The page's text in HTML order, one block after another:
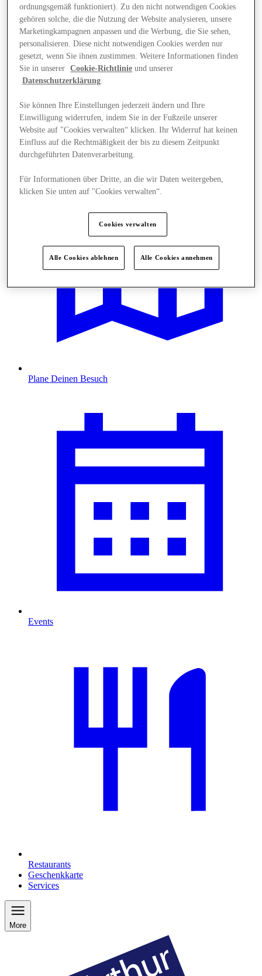
Angebote
Plane Deinen Besuch
Events
Restaurants
Geschenkkarte
Services
More
ordnungsgemäß funktioniert). Zu den nicht notwendigen Cookies
gehören solche, die die Nutzung der Website analysieren, unsere
Marketingkampagnen anpassen und die Werbung, die Sie sehen,
personalisieren. Diese nicht notwendigen Cookies werden nur
gesetzt, wenn Sie ihnen zustimmen. Weitere Informationen finden
Sie in unserer
Cookie-Richtlinie und unserer
Datenschutzerklärung.
Sie können Ihre Einstellungen jederzeit ändern und Ihre
Einwilligung widerrufen, indem Sie in der Fußzeile unserer
Website auf "Cookies verwalten“ klicken. Ihr Widerruf hat keinen
Einfluss auf die Rechtmäßigkeit der bis zu diesem Zeitpunkt
durchgeführten Datenverarbeitung.
Für Informationen über Dritte, an die wir Daten weitergeben,
klicken Sie unten auf "Cookies verwalten“.
Cookies verwalten
Alle Cookies ablehnen Alle Cookies annehmen